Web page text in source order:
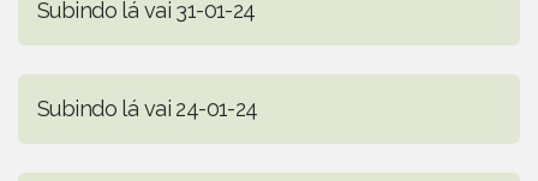
Subindo lá vai 31-01-24
Subindo lá vai 24-01-24